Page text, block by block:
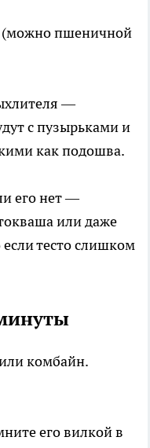
(можно пшеничной
—
с пузырьками и
как подошва.
его нет —
или даже
тесто слишком
комбайн.
его вилкой в